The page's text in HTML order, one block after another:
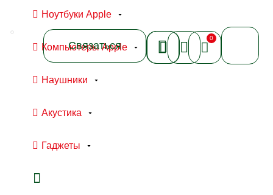
Ноутбуки Apple
Компьютеры Apple
Наушники
Акустика
Гаджеты
Связаться
0